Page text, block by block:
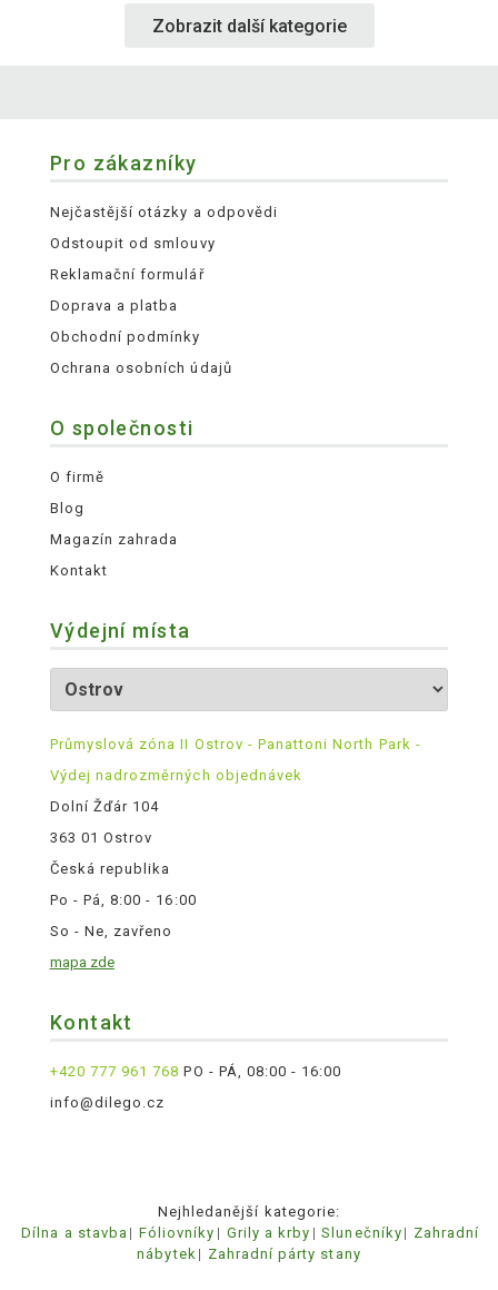
Zobrazit další kategorie
Pro zákazníky
Nejčastější otázky a odpovědi
Odstoupit od smlouvy
Reklamační formulář
Doprava a platba
Obchodní podmínky
Ochrana osobních údajů
O společnosti
O firmě
Blog
Magazín zahrada
Kontakt
Výdejní místa
Průmyslová zóna II Ostrov - Panattoni North Park -
Výdej nadrozměrných objednávek
Dolní Žďár 104
363 01 Ostrov
Česká republika
Po - Pá, 8:00 - 16:00
So - Ne, zavřeno
mapa zde
Kontakt
+420 777 961 768 PO - PÁ, 08:00 - 16:00
info@dilego.cz
Nejhledanější kategorie:
Dílna a stavba
Fóliovníky Grily a krby Slunečníky
Zahradní
nábytek
Zahradní párty stany